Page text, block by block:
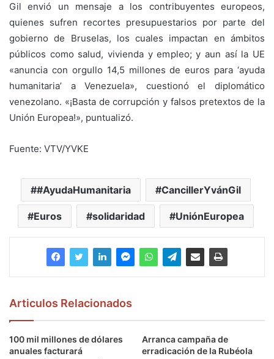
Gil envió un mensaje a los contribuyentes europeos,
quienes sufren recortes presupuestarios por parte del
gobierno de Bruselas, los cuales impactan en ámbitos
públicos como salud, vivienda y empleo; y aun así la UE
«anuncia con orgullo 14,5 millones de euros para ‘ayuda
humanitaria’ a Venezuela», cuestionó el diplomático
venezolano. «¡Basta de corrupción y falsos pretextos de la
Unión Europea!», puntualizó.
Fuente: VTV/YVKE
#AyudaHumanitaria CancillerYvánGil
Euros solidaridad UniónEuropea
Articulos Relacionados
100 mil millones de dólares
anuales facturará
Arranca campaña de
erradicación de la Rubéola